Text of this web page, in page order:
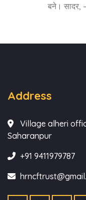
बने। सादर,
Address
Village alheri
Saharanpur
+91 9411979787